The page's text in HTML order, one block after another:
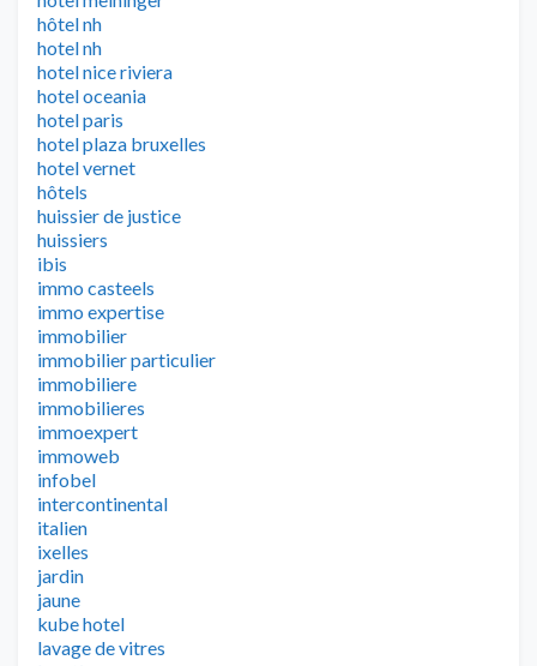
hôtel nh
hotel nh
hotel nice riviera
hotel oceania
hotel paris
hotel plaza bruxelles
hotel vernet
hôtels
huissier de justice
huissiers
ibis
immo casteels
immo expertise
immobilier
immobilier particulier
immobiliere
immobilieres
immoexpert
immoweb
infobel
intercontinental
italien
ixelles
jardin
jaune
kube hotel
lavage de vitres